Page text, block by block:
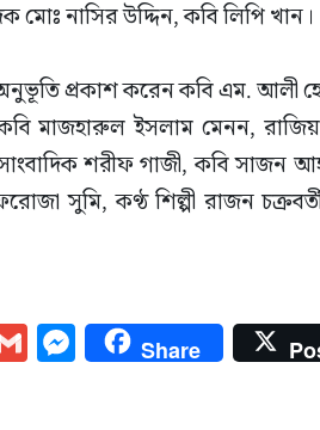
মোঃ নাসির উদ্দিন, কবি লিপি খান।
অনুভূতি প্রকাশ করেন কবি এম. আলী
মাজহারুল ইসলাম মেনন,
শরীফ গাজী, কবি সাজন
সুমি, কণ্ঠ শিল্পী রাজন
GmailMessenger
Share